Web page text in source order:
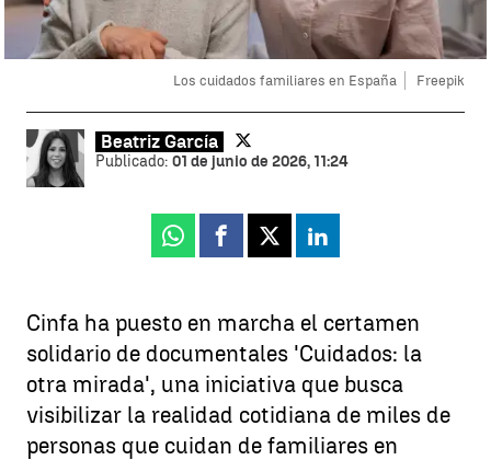
Los cuidados familiares en España Freepik
Beatriz García
Publicado: 01 de junio de 2026, 11:24
Whatsapp
Facebook
X Linkedin
Cinfa ha puesto en marcha el certamen
solidario de documentales 'Cuidados: la
otra mirada', una iniciativa que busca
visibilizar la realidad cotidiana de miles de
personas que cuidan de familiares en